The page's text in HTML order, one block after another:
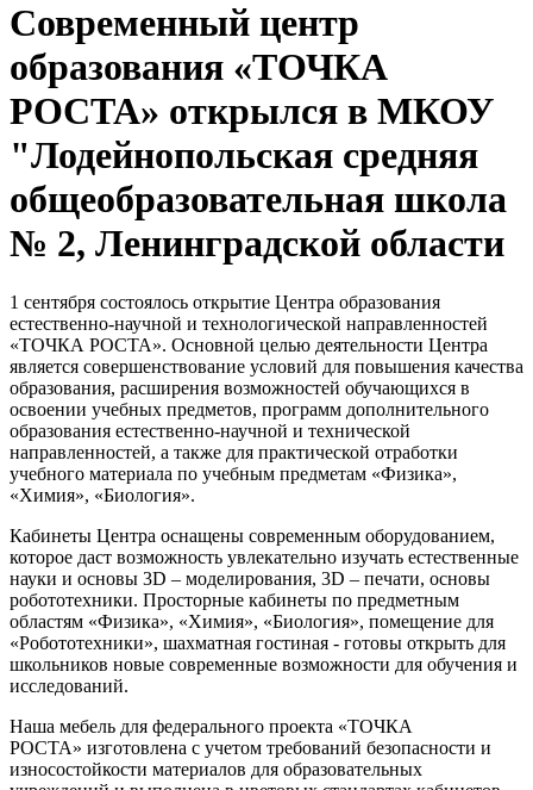
Современный центр
образования «ТОЧКА
РОСТА» открылся в МКОУ
"Лодейнопольская средняя
общеобразовательная школа
№ 2, Ленинградской области
1 сентября состоялось открытие Центра образования
естественно-научной и технологической направленностей
«ТОЧКА РОСТА». Основной целью деятельности Центра
является совершенствование условий для повышения качества
образования, расширения возможностей обучающихся в
освоении учебных предметов, программ дополнительного
образования естественно-научной и технической
направленностей, а также для практической отработки
учебного материала по учебным предметам «Физика»,
«Химия», «Биология».
Кабинеты Центра оснащены современным оборудованием,
которое даст возможность увлекательно изучать естественные
науки и основы 3D – моделирования, 3D – печати, основы
робототехники. Просторные кабинеты по предметным
областям «Физика», «Химия», «Биология», помещение для
«Робототехники», шахматная гостиная - готовы открыть для
школьников новые современные возможности для обучения и
исследований.
Наша мебель для федерального проекта «ТОЧКА
РОСТА» изготовлена с учетом требований безопасности и
износостойкости материалов для образовательных